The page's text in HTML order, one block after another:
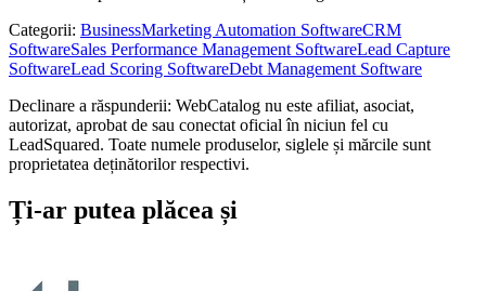
Categorii: BusinessMarketing Automation SoftwareCRM
SoftwareSales Performance Management SoftwareLead Capture
SoftwareLead Scoring SoftwareDebt Management Software
Declinare a răspunderii: WebCatalog nu este afiliat, asociat,
autorizat, aprobat de sau conectat oficial în niciun fel cu
LeadSquared. Toate numele produselor, siglele și mărcile sunt
proprietatea deținătorilor respectivi.
Ți-ar putea plăcea și